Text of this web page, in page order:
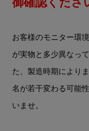
お客様のモニター環
が実物と多少異なっ
た、製造時期により
名が若干変わる可能
いませ。